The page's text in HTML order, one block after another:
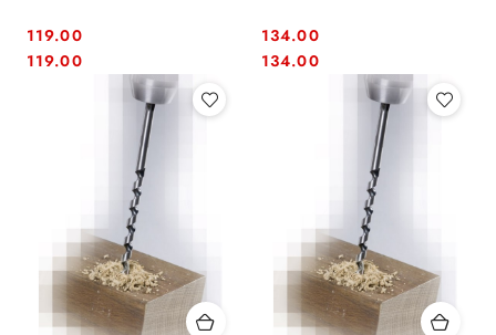
Cena:
119.00
Cena:
119.00 Cena:
134.00
Cena:
134.00